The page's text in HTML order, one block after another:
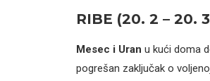
RIBE (20. 2 – 20.
Mesec i Uran u kući doma
pogrešan zaključak o